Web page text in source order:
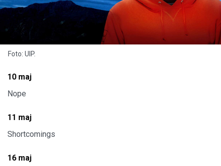
Foto: UIP.
10 maj
Nope
11 maj
Shortcomings
16 maj